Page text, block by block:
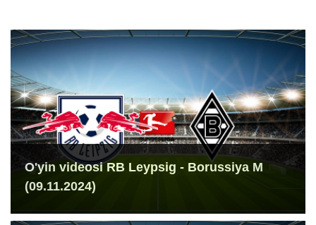
O'yin videosi RB Leypsig - Borussiya M
(09.11.2024)